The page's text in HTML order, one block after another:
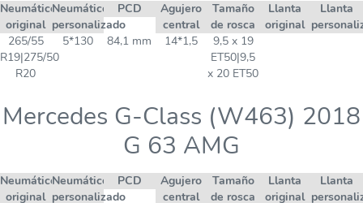
Neumático
original
Neumático
personalizado
PCD
Agujero
central
Tamaño
de rosca
Llanta
original
Llanta
265/55
R19|275/50
R20
5*130 84,1 mm 14*1,5
9,5 x 19
ET50|9,5
x 20 ET50
Mercedes G-Class (W463) 2018
G 63 AMG
Neumático
original
Neumático
personalizado
PCD
Agujero
central
Tamaño
de rosca
Llanta
original
Llanta